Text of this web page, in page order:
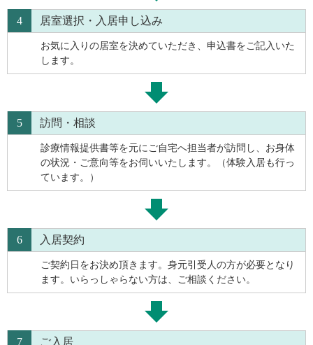
4 居室選択・入居申し込み
お気に入りの居室を決めていただき、申込書をご記入いた
します。
5 訪問・相談
診療情報提供書等を元にご自宅へ担当者が訪問し、お身体
の状況・ご意向等をお伺いいたします。（体験入居も行っ
ています。）
6 入居契約
ご契約日をお決め頂きます。身元引受人の方が必要となり
ます。いらっしゃらない方は、ご相談ください。
7 ご入居